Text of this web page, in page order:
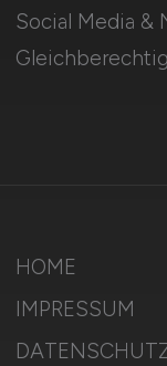
Social Media &
HOME
IMPRESSUM